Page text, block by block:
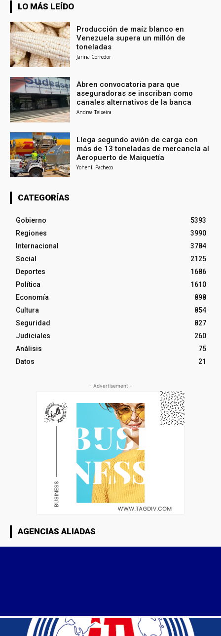
LO MÁS LEÍDO
Producción de maíz blanco en
Venezuela supera un millón de
toneladas
Janna Corredor
Abren convocatoria para que
aseguradoras se inscriban como
canales alternativos de la banca
Andrea Teixeira
Llega segundo avión de carga con
más de 13 toneladas de mercancía al
Aeropuerto de Maiquetía
Yohenli Pacheco
CATEGORÍAS
Gobierno
5393
Regiones
3990
Internacional
3784
Social
2125
Deportes
1686
Política
1610
Economía
898
Cultura
854
Seguridad
827
Judiciales
260
Análisis
75
Datos
21
- Advertisement -
AGENCIAS ALIADAS